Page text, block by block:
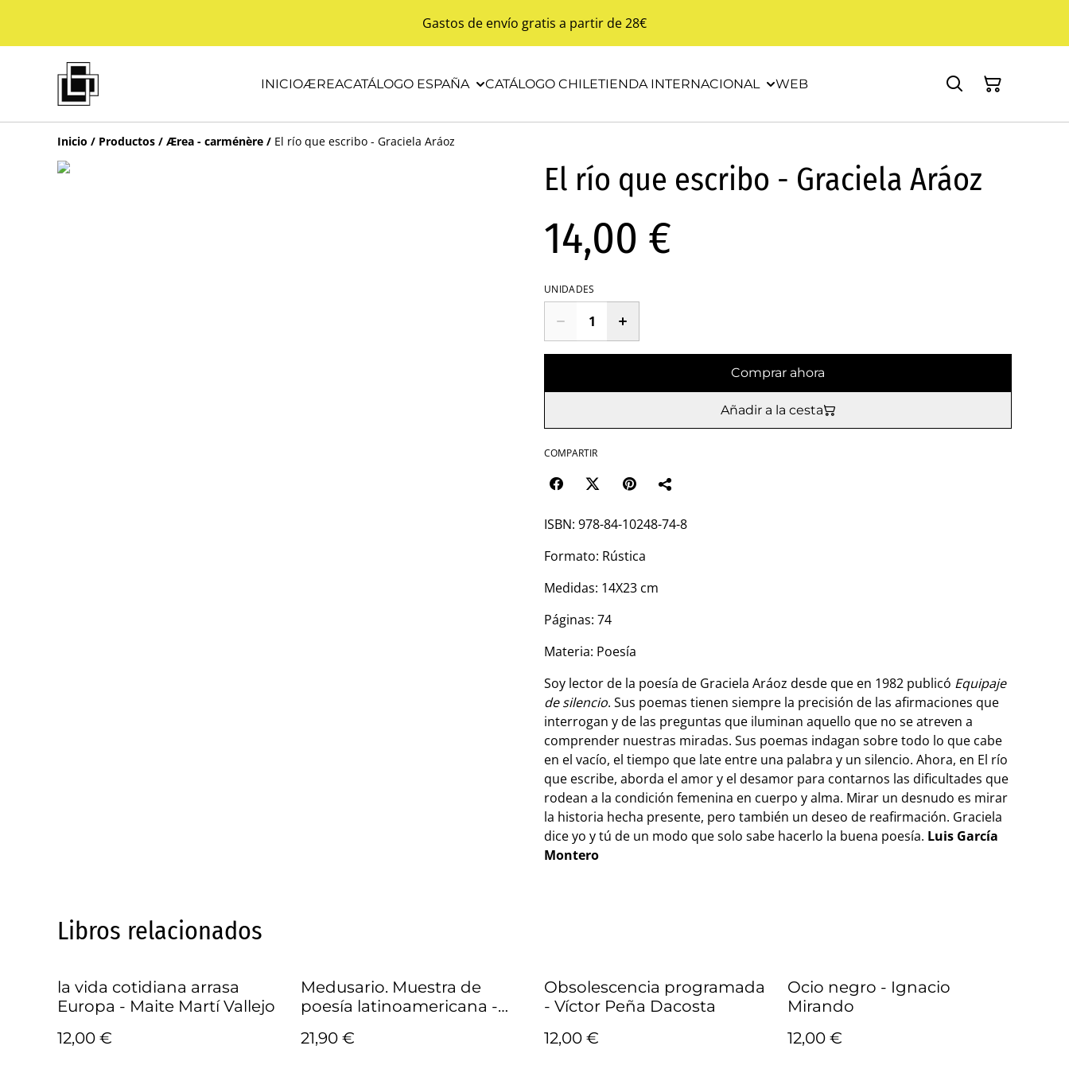
Gastos de envío gratis a partir de 28€
INICIOÆREACATÁLOGO ESPAÑA CATÁLOGO CHILETIENDA INTERNACIONAL WEB
Inicio / Productos / Ærea - carménère / El río que escribo - Graciela Aráoz
El río que escribo - Graciela Aráoz
14,00 €
UNIDADES
Comprar ahora
Añadir a la cesta
COMPARTIR
ISBN: 978-84-10248-74-8
Formato: Rústica
Medidas: 14X23 cm
Páginas: 74
Materia: Poesía
Soy lector de la poesía de Graciela Aráoz desde que en 1982 publicó Equipaje
de silencio. Sus poemas tienen siempre la precisión de las afirmaciones que
interrogan y de las preguntas que iluminan aquello que no se atreven a
comprender nuestras miradas. Sus poemas indagan sobre todo lo que cabe
en el vacío, el tiempo que late entre una palabra y un silencio. Ahora, en El río
que escribe, aborda el amor y el desamor para contarnos las dificultades que
rodean a la condición femenina en cuerpo y alma. Mirar un desnudo es mirar
la historia hecha presente, pero también un deseo de reafirmación. Graciela
dice yo y tú de un modo que solo sabe hacerlo la buena poesía. Luis García
Montero
Libros relacionados
la vida cotidiana arrasa
Europa - Maite Martí Vallejo
12,00 €
Medusario. Muestra de
poesía latinoamericana -
21,90 €
Obsolescencia programada
- Víctor Peña Dacosta
12,00 €
Ocio negro - Ignacio
Mirando
12,00 €